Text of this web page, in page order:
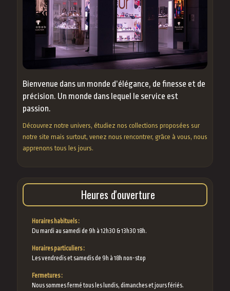
Bienvenue dans un monde d’élégance, de finesse et de
précision. Un monde dans lequel le service est
passion.
Découvrez notre univers, étudiez nos collections proposées sur
notre site mais surtout, venez nous rencontrer, grâce à vous, nous
apprenons tous les jours.
Heures d'ouverture
Horaires habituels :
Du mardi au samedi de 9h à 12h30 & 13h30 18h.
Horaires particuliers :
Les vendredis et samedis de 9h à 18h non-stop
Fermetures :
Nous sommes fermé tous les lundis, dimanches et jours fériés.